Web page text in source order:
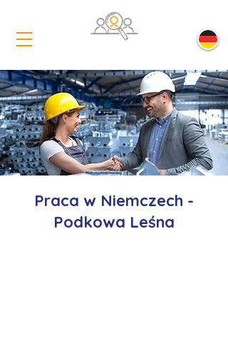
Praca w Niemczech -
Podkowa Leśna